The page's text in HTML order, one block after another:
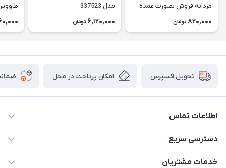
مردانه فروش بصورت عمده
3عدد هست فروش بصورت
820,000 تومان
مدل 337523
6,120,000 تومان
تحویل اکسپرس امکان پرداخت در محل
اطلاعات تماس
09124780957
دسترسی سریع
حساب کاربری
خدمات مشتریان